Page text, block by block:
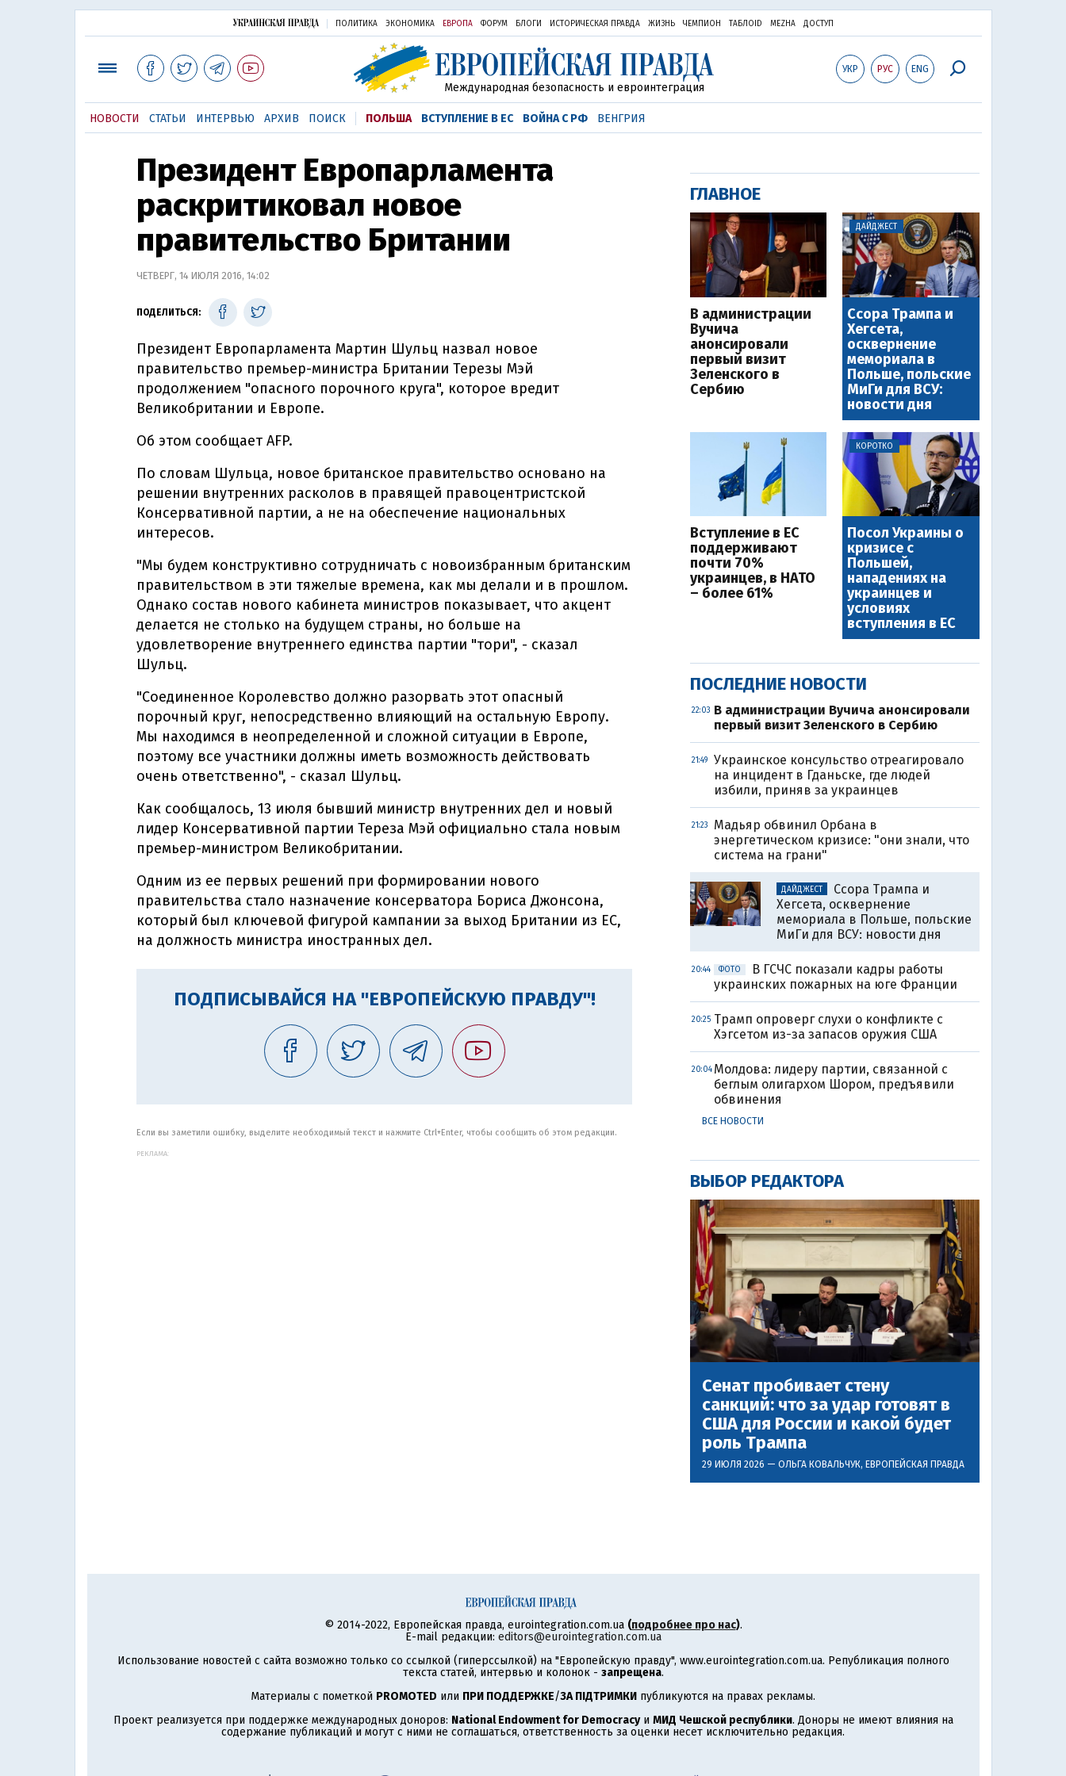
ПОЛИТИКА ЭКОНОМИКА ЕВРОПА ФОРУМ БЛОГИ ИСТОРИЧЕСКАЯ ПРАВДА ЖИЗНЬ ЧЕМПИОН ТАБЛОID MEZHA ДОСТУП
УКР РУС ENG
Международная безопасность и евроинтеграция
НОВОСТИ СТАТЬИ ИНТЕРВЬЮ АРХИВ ПОИСК ПОЛЬША ВСТУПЛЕНИЕ В ЕС ВОЙНА С РФ ВЕНГРИЯ
Президент Европарламента
раскритиковал новое
правительство Британии
ЧЕТВЕРГ, 14 ИЮЛЯ 2016, 14:02
ПОДЕЛИТЬСЯ:
Президент Европарламента Мартин Шульц назвал новое
правительство премьер-министра Британии Терезы Мэй
продолжением "опасного порочного круга", которое вредит
Великобритании и Европе.
Об этом сообщает AFP.
По словам Шульца, новое британское правительство основано на
решении внутренних расколов в правящей правоцентристской
Консервативной партии, а не на обеспечение национальных
интересов.
"Мы будем конструктивно сотрудничать с новоизбранным британским
правительством в эти тяжелые времена, как мы делали и в прошлом.
Однако состав нового кабинета министров показывает, что акцент
делается не столько на будущем страны, но больше на
удовлетворение внутреннего единства партии "тори", - сказал
Шульц.
"Соединенное Королевство должно разорвать этот опасный
порочный круг, непосредственно влияющий на остальную Европу.
Мы находимся в неопределенной и сложной ситуации в Европе,
поэтому все участники должны иметь возможность действовать
очень ответственно", - сказал Шульц.
Как сообщалось, 13 июля бывший министр внутренних дел и новый
лидер Консервативной партии Тереза Мэй официально стала новым
премьер-министром Великобритании.
Одним из ее первых решений при формировании нового
правительства стало назначение консерватора Бориса Джонсона,
который был ключевой фигурой кампании за выход Британии из ЕС,
на должность министра иностранных дел.
ПОДПИСЫВАЙСЯ НА "ЕВРОПЕЙСКУЮ ПРАВДУ"!
Если вы заметили ошибку, выделите необходимый текст и нажмите Ctrl+Enter, чтобы сообщить об этом редакции.
РЕКЛАМА:
ГЛАВНОЕ
В администрации
Вучича
анонсировали
первый визит
Зеленского в
Сербию
ДАЙДЖЕСТ
Ссора Трампа и
Хегсета,
осквернение
мемориала в
Польше, польские
МиГи для ВСУ:
новости дня
Вступление в ЕС
поддерживают
почти 70%
украинцев, в НАТО
– более 61%
КОРОТКО
Посол Украины о
кризисе с
Польшей,
нападениях на
украинцев и
условиях
вступления в ЕС
ПОСЛЕДНИЕ НОВОСТИ
22:03 В администрации Вучича анонсировали
первый визит Зеленского в Сербию
21:49
Украинское консульство отреагировало
на инцидент в Гданьске, где людей
избили, приняв за украинцев
21:23
Мадьяр обвинил Орбана в
энергетическом кризисе: "они знали, что
система на грани"
ДАЙДЖЕСТ
Ссора Трампа и
Хегсета, осквернение
мемориала в Польше, польские
МиГи для ВСУ: новости дня
20:44 ФОТО
В ГСЧС показали кадры работы
украинских пожарных на юге Франции
20:25 Трамп опроверг слухи о конфликте с
Хэгсетом из-за запасов оружия США
20:04 Молдова: лидеру партии, связанной с
беглым олигархом Шором, предъявили
обвинения
ВСЕ НОВОСТИ
ВЫБОР РЕДАКТОРА
Сенат пробивает стену
санкций: что за удар готовят в
США для России и какой будет
роль Трампа
29 ИЮЛЯ 2026 — ОЛЬГА КОВАЛЬЧУК, ЕВРОПЕЙСКАЯ ПРАВДА
© 2014-2022, Европейская правда, eurointegration.com.ua (подробнее про нас).
E-mail редакции: editors@eurointegration.com.ua
Использование новостей с сайта возможно только со ссылкой (гиперссылкой) на "Европейскую правду", www.eurointegration.com.ua. Републикация полного
текста статей, интервью и колонок - запрещена.
Материалы с пометкой PROMOTED или ПРИ ПОДДЕРЖКЕ/ЗА ПІДТРИМКИ публикуются на правах рекламы.
Проект реализуется при поддержке международных доноров: National Endowment for Democracyи МИД Чешской республики. Доноры не имеют влияния на
содержание публикаций и могут с ними не соглашаться, ответственность за оценки несет исключительно редакция.